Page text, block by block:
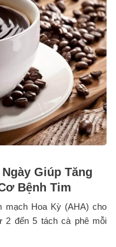
Giúp Tăng
Bệnh Tim
mạch Hoa Kỳ (AHA) cho
2 đến 5 tách cà phê mỗi